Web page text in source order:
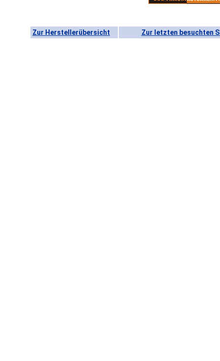
Zur Herstellerübersicht Zur letzten besuchten